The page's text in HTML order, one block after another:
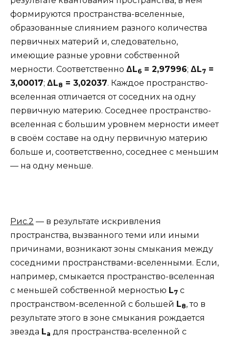
формируются пространства-вселенные,
образованные слиянием разного количества
первичных материй и, следовательно,
имеющие разные уровни собственной
мерности. Соответственно Δ L6 = 2,97996; Δ L7 =
3,00017; Δ L8 = 3,02037. Каждое пространство-
вселенная отличается от соседних на одну
первичную материю. Соседнее пространство-
вселенная с большим уровнем мерности имеет
в своём составе на одну первичную материю
больше и, соответственно, соседнее с меньшим
— на одну меньше.
Рис.2 — в результате искривления
пространства, вызванного теми или иными
причинами, возникают зоны смыкания между
соседними пространствами-вселенными. Если,
например, смыкается пространство-вселенная
с меньшей собственной мерностью L7 с
пространством-вселенной с большей L8, то в
результате этого в зоне смыкания рождается
звезда Lа для пространства-вселенной с